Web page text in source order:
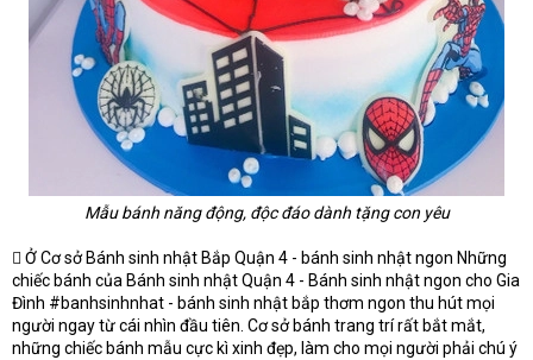
Mẫu bánh năng động, độc đáo dành tặng con yêu
 Ở Cơ sở Bánh sinh nhật Bắp Quận 4 - bánh sinh nhật ngon Những
chiếc bánh của Bánh sinh nhật Quận 4 - Bánh sinh nhật ngon cho Gia
Đình #banhsinhnhat - bánh sinh nhật bắp thơm ngon thu hút mọi
người ngay từ cái nhìn đầu tiên. Cơ sở bánh trang trí rất bắt mắt,
những chiếc bánh mẫu cực kì xinh đẹp, làm cho mọi người phải chú ý